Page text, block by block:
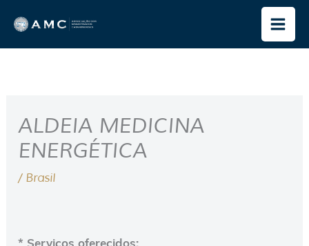
para
o
ALDEIA MEDICINA
ENERGÉTICA
/ Brasil
* Serviços oferecidos: